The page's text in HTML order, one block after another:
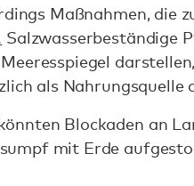
Maßnahmen, die
Salzwasserbeständige
als Nahrungsquelle
Blockaden an
mit Erde